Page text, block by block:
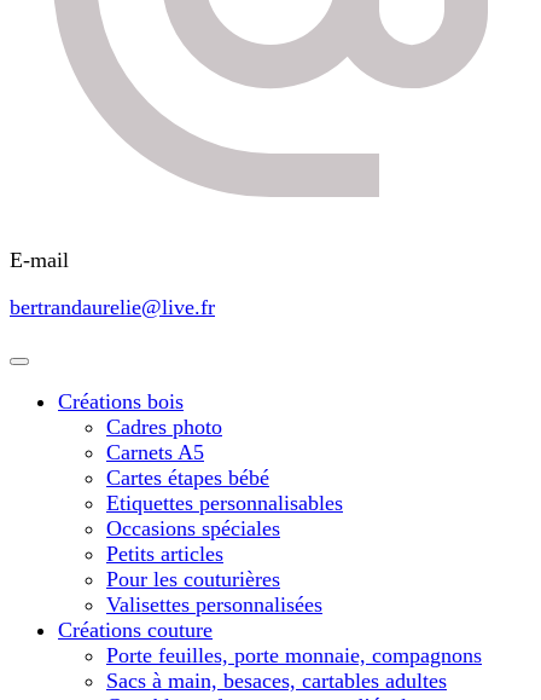
E-mail
bertrandaurelie@live.fr
Créations bois
Cadres photo
Carnets A5
Cartes étapes bébé
Etiquettes personnalisables
Occasions spéciales
Petits articles
Pour les couturières
Valisettes personnalisées
Créations couture
Porte feuilles, porte monnaie, compagnons
Sacs à main, besaces, cartables adultes